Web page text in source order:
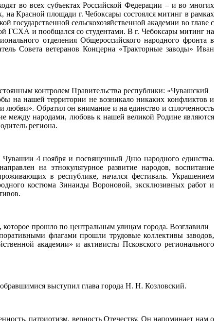
во всех субъектах Российской Федерации – и во многих
Красной площади г. Чебоксары состоялся митинг в рамках
государственной сельскохозяйственной академии во главе с
ГСХА и пообщался со студентами. В г. Чебоксары митинг на
отделения Общероссийского народного фронта в
Совета ветеранов Концерна «Тракторные заводы» Иван
контролем Правительства республики: «Чувашский
на нашей территории не возникало никаких конфликтов и
любви». Обратил он внимание и на единство и сплоченность
между народами, любовь к нашей великой Родине являются
региона.
Чувашии 4 ноября и посвященный Дню народного единства.
на этнокультурное развитие народов, воспитание
в республике, начался фестиваль. Украшением
костюма Зинаиды Вороновой, эксклюзивных работ и
прошло по центральным улицам города. Возглавили
флагами прошли трудовые коллективы заводов,
академии» и активисты Псковского регионального
выступил глава города Н. Н. Козловский.
патриотизм, верность Отечеству. Он напоминает нам о